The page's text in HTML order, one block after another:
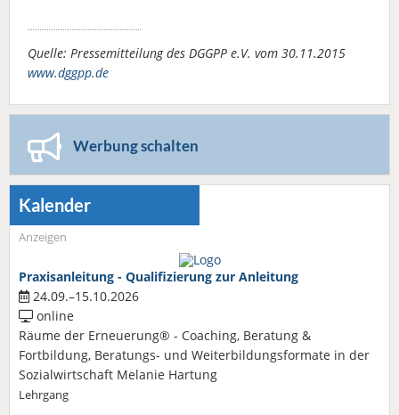
Quelle: Pressemitteilung des DGGPP e.V. vom 30.11.2015
www.dggpp.de
Werbung schalten
Kalender
Anzeigen
Praxisanleitung - Qualifizierung zur Anleitung
24.09.–15.10.2026
online
Räume der Erneuerung® - Coaching, Beratung &
Fortbildung, Beratungs- und Weiterbildungsformate in der
Sozialwirtschaft Melanie Hartung
Lehrgang